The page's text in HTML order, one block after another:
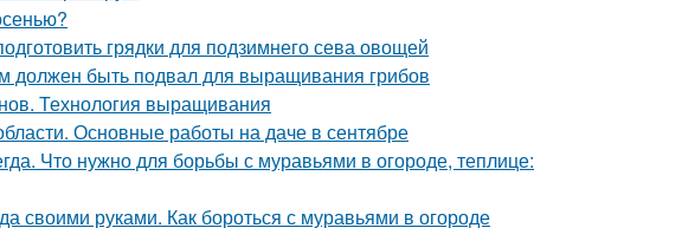
грядки для подзимнего сева овощей
быть подвал для выращивания грибов
Технология выращивания
Основные работы на даче в сентябре
Что нужно для борьбы с муравьями в огороде, теплице:
своими руками. Как бороться с муравьями в огороде